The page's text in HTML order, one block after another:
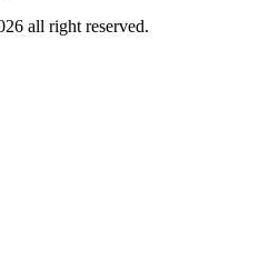
all right reserved.